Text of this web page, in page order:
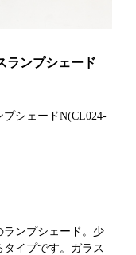
ランプシェード
シェードN(CL024-
ランプシェード。少
イプです。ガラス